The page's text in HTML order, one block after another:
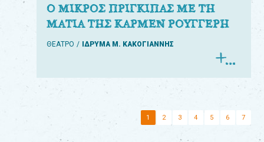
Ο ΜΙΚΡΟΣ ΠΡΙΓΚΙΠΑΣ ΜΕ ΤΗ
ΜΑΤΙΑ ΤΗΣ ΚΑΡΜΕΝ ΡΟΥΓΓΕΡΗ
ΘΕΑΤΡΟ ΙΔΡΥΜΑ Μ. ΚΑΚΟΓΙΑΝΝΗΣ
1 2 3 4 5 6 7